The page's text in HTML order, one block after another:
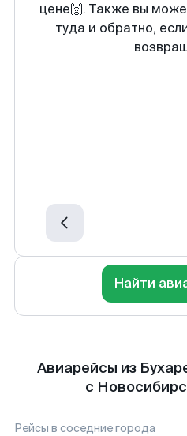
цене🙌. Также вы
туда и обратно,
Найти
Авиарейсы из
с
Рейсы в соседние города